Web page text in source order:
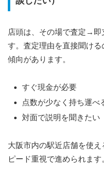
店頭は、その場で査定→即
す。査定理由を直接聞け
傾向があります。
すぐ現金が必要
点数が少なく持ち運べ
対面で説明を聞きたい
大阪市内の駅近店舗を使
ピード重視で進められます